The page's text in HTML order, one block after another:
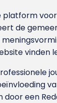
platform
de
vinden
een